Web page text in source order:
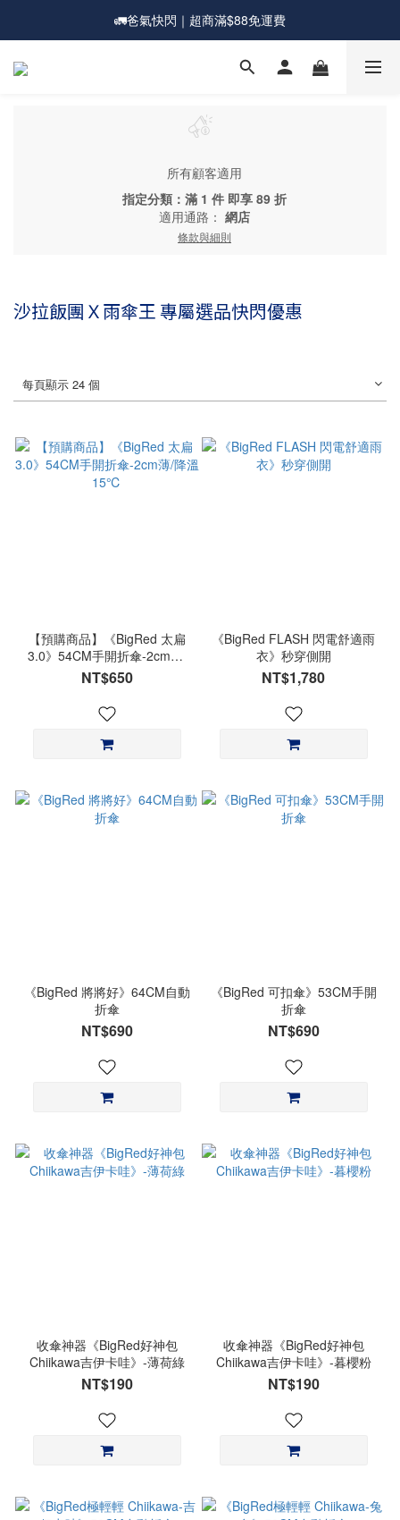
💰新會員送購物金現折$50
🚛爸氣快閃｜超商滿$88免運費
🎁爸氣一夏｜宅配滿$1588送超大直傘
所有顧客適用
指定分類：滿 1 件 即享 89 折
適用通路： 網店
條款與細則
沙拉飯團Ｘ雨傘王 專屬選品快閃優惠
每頁顯示 24 個
【預購商品】《BigRed 太扁
3.0》54CM手開折傘-2cm薄/
降溫15℃
NT$650
《BigRed FLASH 閃電舒適雨
衣》秒穿側開
NT$1,780
《BigRed 將將好》64CM自動
折傘
NT$690
《BigRed 可扣傘》53CM手開
折傘
NT$690
收傘神器《BigRed好神包
Chiikawa吉伊卡哇》-薄荷綠
NT$190
收傘神器《BigRed好神包
Chiikawa吉伊卡哇》-暮櫻粉
NT$190